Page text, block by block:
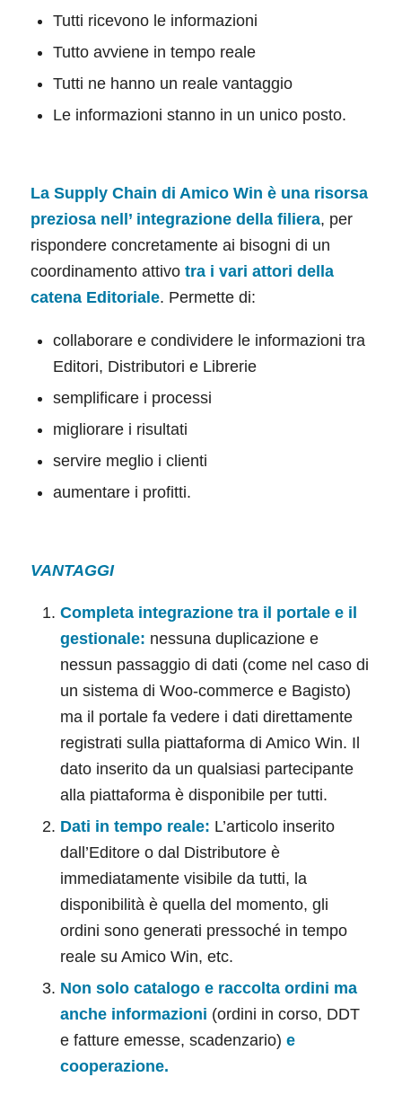
Tutti ricevono le informazioni
Tutto avviene in tempo reale
Tutti ne hanno un reale vantaggio
Le informazioni stanno in un unico posto.
La Supply Chain di Amico Win è una risorsa
preziosa nell’ integrazione della filiera, per
rispondere concretamente ai bisogni di un
coordinamento attivo tra i vari attori della
catena Editoriale. Permette di:
collaborare e condividere le informazioni tra
Editori, Distributori e Librerie
semplificare i processi
migliorare i risultati
servire meglio i clienti
aumentare i profitti.
VANTAGGI
Completa integrazione tra il portale e il
gestionale: nessuna duplicazione e
nessun passaggio di dati (come nel caso di
un sistema di Woo-commerce e Bagisto)
ma il portale fa vedere i dati direttamente
registrati sulla piattaforma di Amico Win. Il
dato inserito da un qualsiasi partecipante
alla piattaforma è disponibile per tutti.
Dati in tempo reale: L’articolo inserito
dall’Editore o dal Distributore è
immediatamente visibile da tutti, la
disponibilità è quella del momento, gli
ordini sono generati pressoché in tempo
reale su Amico Win, etc.
Non solo catalogo e raccolta ordini ma
anche informazioni (ordini in corso, DDT
e fatture emesse, scadenzario) e
cooperazione.